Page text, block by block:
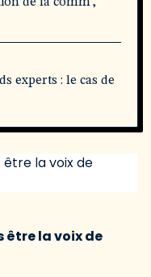
experts : le cas de
être la voix de